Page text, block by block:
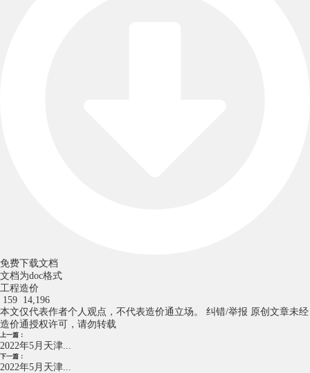
免费下载文档
文档为doc格式
工程造价
159 14,196
本文仅代表作者个人观点，不代表造价通立场。 纠错/举报 原创文章未经
造价通授权许可，请勿转载
上一篇：
2022年5月天津...
下一篇：
2022年5月天津...